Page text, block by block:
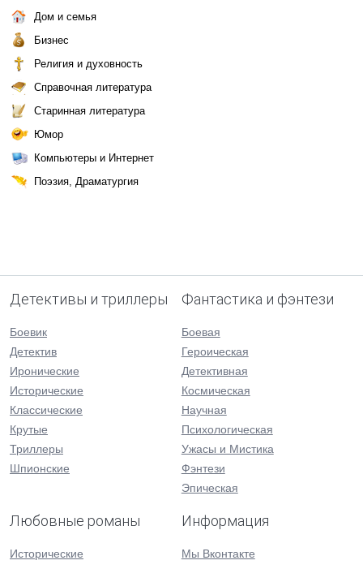
Дом и семья
Бизнес
Религия и духовность
Справочная литература
Старинная литература
Юмор
Компьютеры и Интернет
Поэзия, Драматургия
Детективы и триллеры
Боевик
Детектив
Иронические
Исторические
Классические
Крутые
Триллеры
Шпионские
Фантастика и фэнтези
Боевая
Героическая
Детективная
Космическая
Научная
Психологическая
Ужасы и Мистика
Фэнтези
Эпическая
Любовные романы
Исторические
Информация
Мы Вконтакте